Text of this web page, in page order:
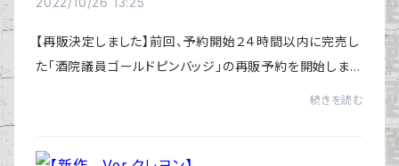
【再販決定しました】前回、予約開始２４時間以内に完売し
た「酒院議員ゴールドピンバッジ」の再販予約を開始しまし
続きを読む